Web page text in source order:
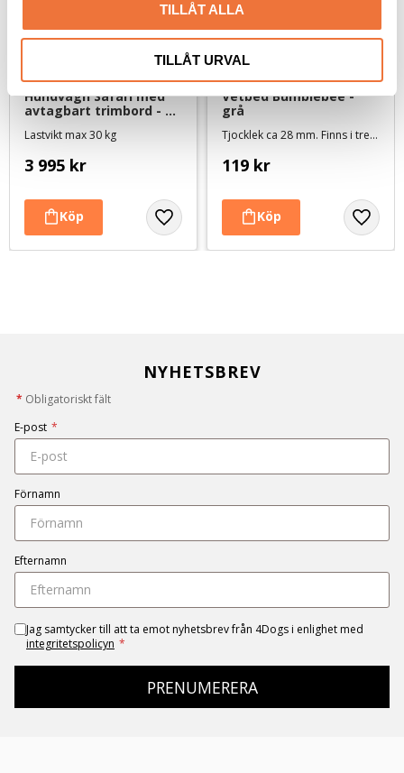
TILLÅT ALLA
TILLÅT URVAL
Hundvagn Safari med
avtagbart trimbord -
Lastvikt max 30 kg
3 995 kr
Vetbed Bumblebee -
grå
Tjocklek ca 28 mm. Finns i tre storlekar
119 kr
NYHETSBREV
* Obligatoriskt fält
E-post *
Förnamn
Efternamn
Jag samtycker till att ta emot nyhetsbrev från 4Dogs i enlighet med
integritetspolicyn *
PRENUMERERA